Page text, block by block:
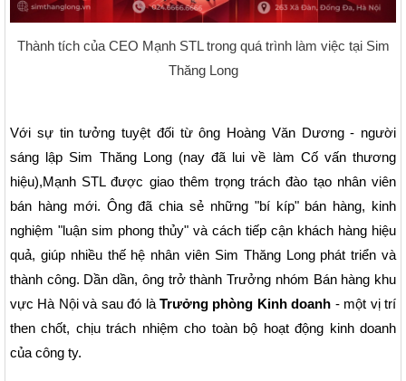
Thành tích của CEO Mạnh STL trong quá trình làm việc tại Sim
Thăng Long
Với sự tin tưởng tuyệt đối từ ông Hoàng Văn Dương - người
sáng lập Sim Thăng Long (nay đã lui về làm Cố vấn thương
hiệu),Mạnh STL được giao thêm trọng trách đào tạo nhân viên
bán hàng mới. Ông đã chia sẻ những "bí kíp" bán hàng, kinh
nghiệm "luận sim phong thủy" và cách tiếp cận khách hàng hiệu
quả, giúp nhiều thế hệ nhân viên Sim Thăng Long phát triển và
thành công. Dần dần, ông trở thành Trưởng nhóm Bán hàng khu
vực Hà Nội và sau đó là Trưởng phòng Kinh doanh - một vị trí
then chốt, chịu trách nhiệm cho toàn bộ hoạt động kinh doanh
của công ty.